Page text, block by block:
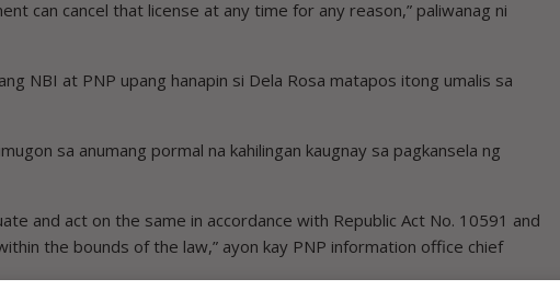
can cancel that license at any time for any reason,” paliwanag ni
NBI at PNP upang hanapin si Dela Rosa matapos itong umalis sa
sa anumang pormal na kahilingan kaugnay sa pagkansela ng
and act on the same in accordance with Republic Act No. 10591 and
the bounds of the law,” ayon kay PNP information office chief